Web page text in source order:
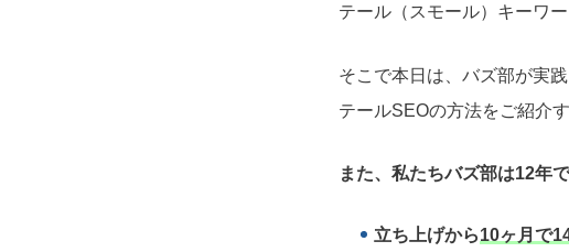
テール（スモール）キーワ
そこで本日は、バズ部が実
テールSEOの方法をご紹介す
また、私たちバズ部は12年
立ち上げから10ヶ月で